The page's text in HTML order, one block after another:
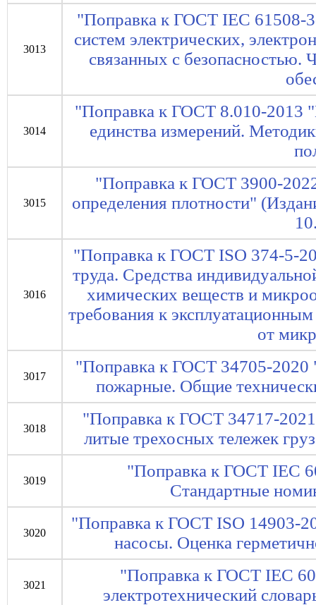
3013
"Поправка к ГОСТ IEC 61508-
систем электрических,
связанных с безопасностью.
3014
"Поправка к ГОСТ 8.010-2013
единства измерений.
3015
"Поправка к ГОСТ 3900-
определения плотности"
3016
"Поправка к ГОСТ ISO 374-5-
труда. Средства
химических веществ и
требования к
от
3017
"Поправка к ГОСТ 34705-2020
пожарные. Общие
3018
"Поправка к ГОСТ 34717-2021
литые трехосных тележек
3019
"Поправка к ГОСТ IEC
Стандартные
3020
"Поправка к ГОСТ ISO 14903-
насосы. Оценка
3021
"Поправка к ГОСТ IEC
электротехнический